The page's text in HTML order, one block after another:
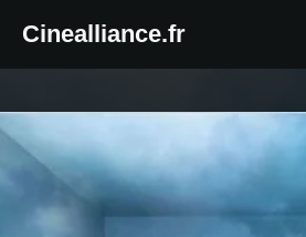
Cinealliance.fr